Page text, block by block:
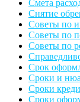
Смета
Снятие
Советы по
Советы по
Советы по
Срок
Сроки и
Сроки
Сроки